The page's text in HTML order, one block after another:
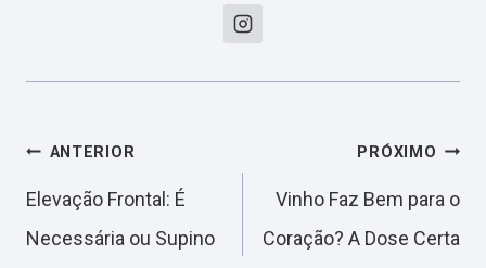
Navegação
de
ANTERIOR
Elevação Frontal: É
Necessária ou Supino
PRÓXIMO
Vinho Faz Bem para o
Coração? A Dose Certa